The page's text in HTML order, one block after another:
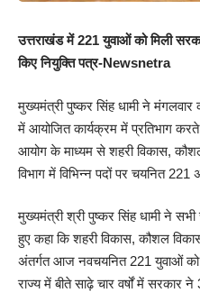
उत्तराखंड में 221 युवाओं को मिली
किए नियुक्ति पत्र-Newsnetra
मुख्यमंत्री पुष्कर सिंह धामी ने
में आयोजित कार्यक्रम में प्रतिभाग
आयोग के माध्यम से शहरी विकास,
विभाग में विभिन्न पदों पर चयनित 221
मुख्यमंत्री श्री पुष्कर सिंह धामी ने
हुए कहा कि शहरी विकास, कौशल
अंतर्गत आज नवचयनित 221 युवाओं को
राज्य में बीते साढ़े चार वर्षों में